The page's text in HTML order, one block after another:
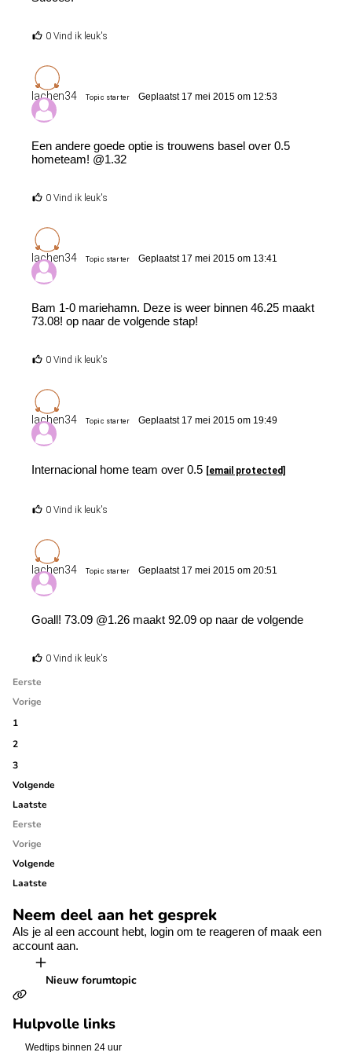
0 Vind ik leuk's
lachen34 Topic starter Geplaatst 17 mei 2015 om 12:53
Een andere goede optie is trouwens basel over 0.5
hometeam! @1.32
0 Vind ik leuk's
lachen34 Topic starter Geplaatst 17 mei 2015 om 13:41
Bam 1-0 mariehamn. Deze is weer binnen 46.25 maakt
73.08! op naar de volgende stap!
0 Vind ik leuk's
lachen34 Topic starter Geplaatst 17 mei 2015 om 19:49
Internacional home team over 0.5 [email protected]
0 Vind ik leuk's
lachen34 Topic starter Geplaatst 17 mei 2015 om 20:51
Goall! 73.09 @1.26 maakt 92.09 op naar de volgende
0 Vind ik leuk's
Eerste
Vorige
1
2
3
Volgende
Laatste
Eerste
Vorige
Volgende
Laatste
Neem deel aan het gesprek
Als je al een account hebt, login om te reageren of maak een
account aan.
Nieuw forumtopic
Hulpvolle links
Wedtips binnen 24 uur